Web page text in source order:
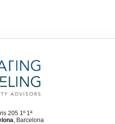
205 1º 1ª
, Barcelona